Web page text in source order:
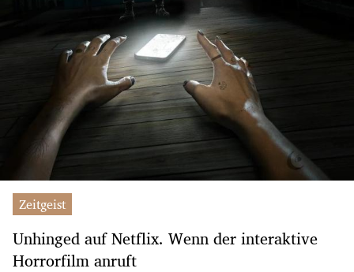
Zeitgeist
Unhinged auf Netflix. Wenn der interaktive
Horrorfilm anruft